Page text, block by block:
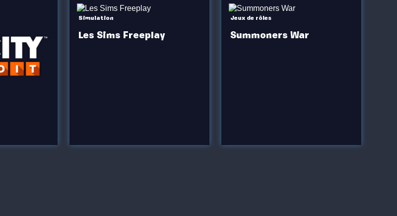
Simulation
Les Sims Freeplay
Jeux de rôles
Summoners War